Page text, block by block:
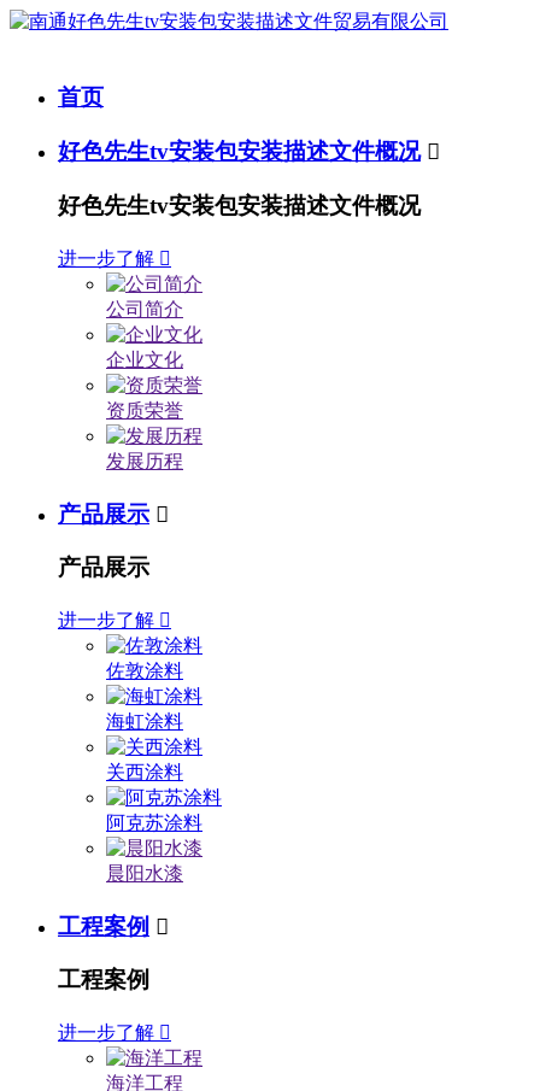
首页
好色先生tv安装包安装描述文件概况 
好色先生tv安装包安装描述文件概况
进一步了解 
公司简介
企业文化
资质荣誉
发展历程
产品展示 
产品展示
进一步了解 
佐敦涂料
海虹涂料
关西涂料
阿克苏涂料
晨阳水漆
工程案例 
工程案例
进一步了解 
海洋工程